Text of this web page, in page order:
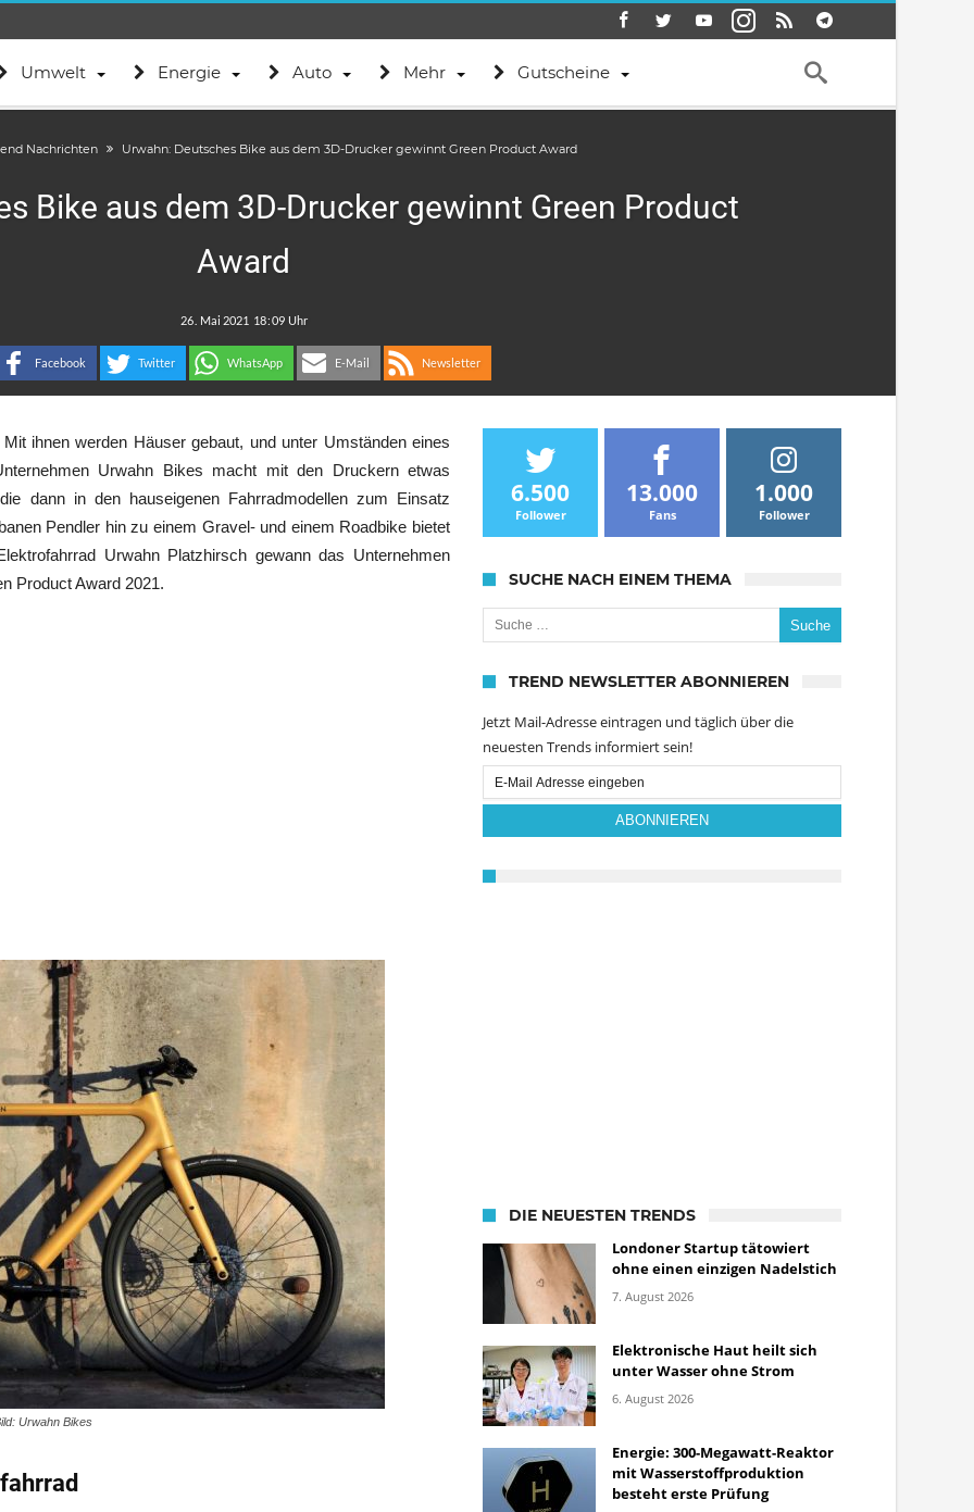
Umwelt Energie Auto Mehr Gutscheine
Nachrichten Urwahn: Deutsches Bike aus dem 3D-Drucker gewinnt Green Product Award
Bike aus dem 3D-Drucker gewinnt Green Product
Award
:
Facebook Twitter WhatsApp E-Mail Newsletter
ihnen werden Häuser gebaut, und unter Umständen eines
Urwahn Bikes macht mit den Druckern etwas
dann in den hauseigenen Fahrradmodellen zum Einsatz
Pendler hin zu einem Gravel- und einem Roadbike bietet
Urwahn Platzhirsch gewann das Unternehmen
Product Award 2021.
Urwahn Bikes
6.500
Follower
13.000
Fans
1.000
Follower
SUCHE NACH EINEM THEMA
Suche nach:
TREND NEWSLETTER ABONNIEREN
Jetzt Mail-Adresse eintragen und täglich über die
neuesten Trends informiert sein!
Email
Subscription
ABONNIEREN
DIE NEUESTEN TRENDS
Londoner Startup tätowiert
ohne einen einzigen Nadelstich
7. August 2026
Elektronische Haut heilt sich
unter Wasser ohne Strom
6. August 2026
Energie: 300-Megawatt-Reaktor
mit Wasserstoffproduktion
besteht erste Prüfung